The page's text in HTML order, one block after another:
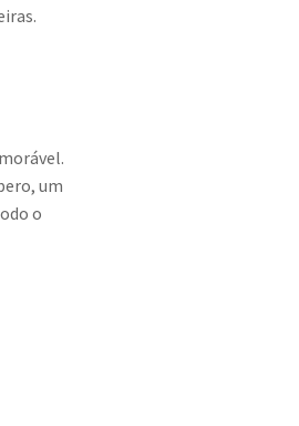
um
o